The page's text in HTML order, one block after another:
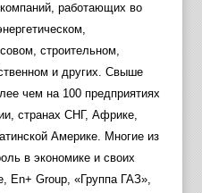
работающих во
строительном,
и других. Свыше
чем на 100 предприятиях
странах СНГ, Африке,
Америке. Многие из
в экономике и своих
En+ Group, «Группа ГАЗ»,